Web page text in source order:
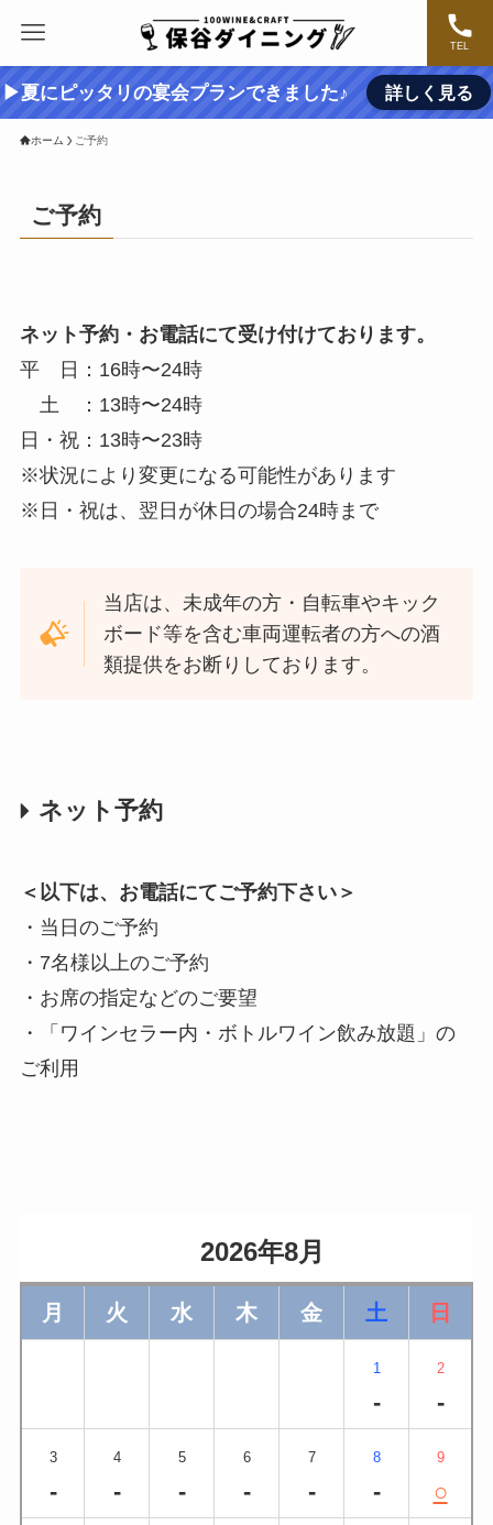
TEL
▶夏にピッタリの宴会プランできました♪ 詳しく見る
ホーム ご予約
ご予約
ネット予約・お電話にて受け付けております。
平 日：16時〜24時
土 ：13時〜24時
日・祝：13時〜23時
※状況により変更になる可能性があります
※日・祝は、翌日が休日の場合24時まで
当店は、未成年の方・自転車やキック
ボード等を含む車両運転者の方への酒
類提供をお断りしております。
ネット予約
＜以下は、お電話にてご予約下さい＞
・当日のご予約
・7名様以上のご予約
・お席の指定などのご要望
・「ワインセラー内・ボトルワイン飲み放題」の
ご利用
                    2026年8月
月 火 水 木 金 土 日
1
-
2
-
3
-
4
-
5
-
6
-
7
-
8
-
9
○